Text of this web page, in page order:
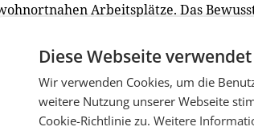
Arbeitsplätze. Das
Wertschöpfung in der Region
Produkte in der Markthalle
den „rollenden
Partnerbetriebe im
(red)
Diese Webseite
Wir verwenden Cookies, um die
weitere Nutzung unserer Webseite
Cookie-Richtlinie zu. Weitere